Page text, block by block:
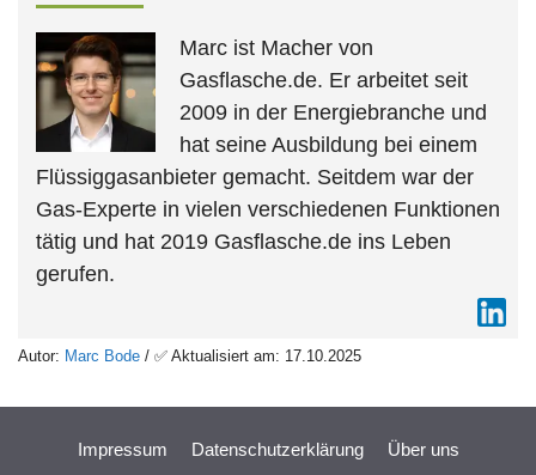
Marc ist Macher von
Gasflasche.de. Er arbeitet seit
2009 in der Energiebranche und
hat seine Ausbildung bei einem
Flüssiggasanbieter gemacht. Seitdem war der
Gas-Experte in vielen verschiedenen Funktionen
tätig und hat 2019 Gasflasche.de ins Leben
gerufen.
Autor: Marc Bode / ✅ Aktualisiert am: 17.10.2025
Impressum Datenschutzerklärung Über uns